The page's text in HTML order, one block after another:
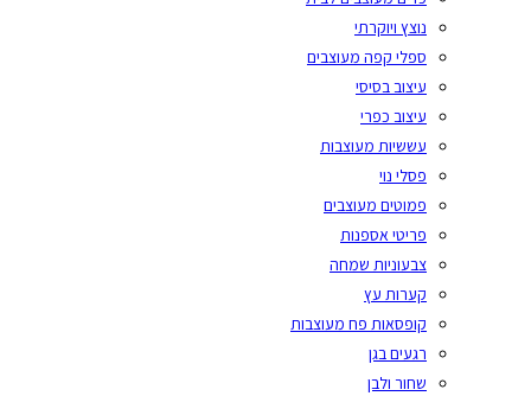
נוצץ ויוקרתי
ספלי קפה מעוצבים
עיצוב בסיסי
עיצוב כפרי
עששיות מעוצבות
פסלי נוי
פמוטים מעוצבים
פריטי אספנות
צבעוניות שמחה
קערות עץ
קופסאות פח מעוצבות
רגעים בגן
שחור ולבן